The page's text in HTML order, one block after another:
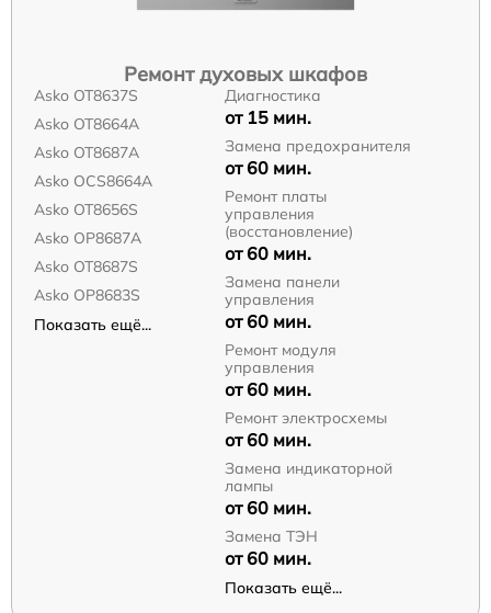
Ремонт духовых шкафов
Asko OT8637S
Asko OT8664A
Asko OT8687A
Asko OCS8664A
Asko OT8656S
Asko OP8687A
Asko OT8687S
Asko OP8683S
Показать ещё...
Диагностика
от 15 мин.
Замена предохранителя
от 60 мин.
Ремонт платы
управления
(восстановление)
от 60 мин.
Замена панели
управления
от 60 мин.
Ремонт модуля
управления
от 60 мин.
Ремонт электросхемы
от 60 мин.
Замена индикаторной
лампы
от 60 мин.
Замена ТЭН
от 60 мин.
Показать ещё...